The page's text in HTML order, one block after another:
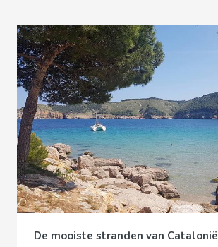
De mooiste stranden van Catalonië